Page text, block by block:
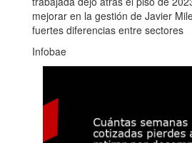
mejorar en la gestión de Javier
fuertes diferencias entre sectores
Infobae